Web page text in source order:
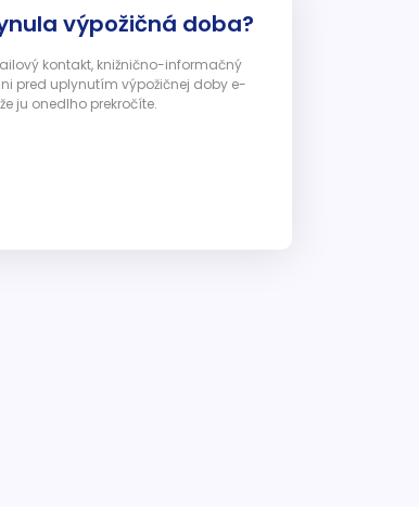
výpožičná doba?
kontakt, knižnično-informačný
pred uplynutím výpožičnej doby e-
ju onedlho prekročíte.